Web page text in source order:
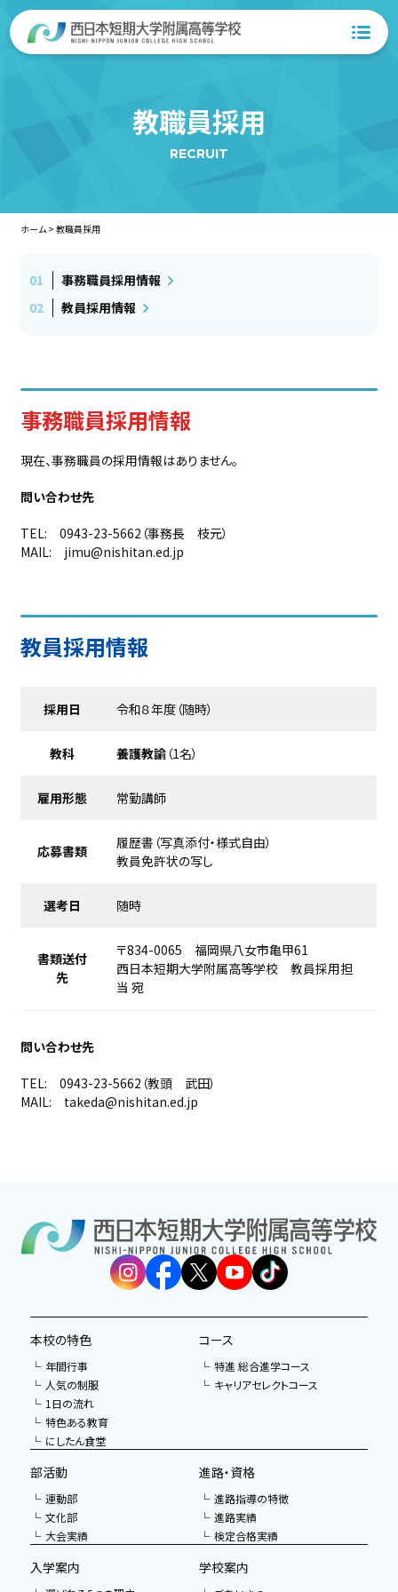
教職員採用
RECRUIT
ホーム> 教職員採用
事務職員採用情報
教員採用情報
事務職員採用情報
現在、事務職員の採用情報はありません。
問い合わせ先
TEL: 0943-23-5662（事務長 枝元）
MAIL: jimu@nishitan.ed.jp
教員採用情報
採用日 令和８年度（随時）
教科 養護教諭（1名）
雇用形態 常勤講師
応募書類
履歴書（写真添付・様式自由）
教員免許状の写し
選考日 随時
書類送付
先
〒834-0065 福岡県八女市亀甲61
西日本短期大学附属高等学校 教員採用担
当 宛
問い合わせ先
TEL: 0943-23-5662（教頭 武田）
MAIL: takeda@nishitan.ed.jp
本校の特色
年間行事
人気の制服
1日の流れ
特色ある教育
にしたん食堂
コース
特進 総合進学コース
キャリアセレクトコース
部活動
運動部
文化部
大会実績
進路・資格
進路指導の特徴
進路実績
検定合格実績
入学案内 学校案内